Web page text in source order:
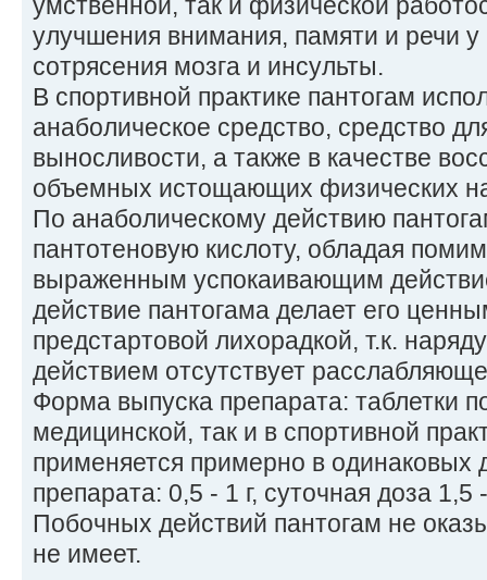
умственной, так и физической
улучшения внимания, памяти и речи
сотрясения мозга и инсульты.
В спортивной практике пантогам
анаболическое средство, средство
выносливости, а также в качестве
объемных истощающих физических
По анаболическому действию
пантотеновую кислоту, обладая
выраженным успокаивающим
действие пантогама делает его
предстартовой лихорадкой, т.к.
действием отсутствует
Форма выпуска препарата: таблетки
медицинской, так и в спортивной
применяется примерно в одинаковых
препарата: 0,5 - 1 г, суточная доза 1,5
Побочных действий пантогам не
не имеет.